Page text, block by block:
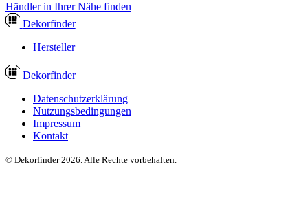
Händler in Ihrer Nähe finden
Dekorfinder
Hersteller
Dekorfinder
Datenschutzerklärung
Nutzungsbedingungen
Impressum
Kontakt
© Dekorfinder 2026. Alle Rechte vorbehalten.